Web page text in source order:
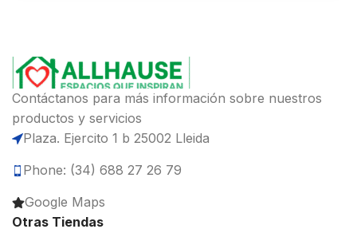
Contáctanos para más información sobre nuestros
productos y servicios
Plaza. Ejercito 1 b 25002 Lleida
Phone: (34) 688 27 26 79
Google Maps
Otras Tiendas